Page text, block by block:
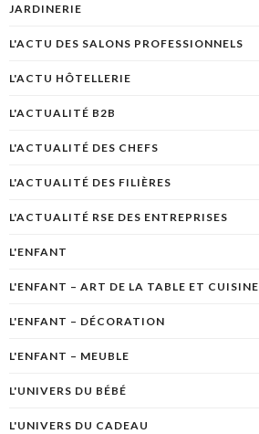
JARDINERIE
L'ACTU DES SALONS PROFESSIONNELS
L'ACTU HÔTELLERIE
L'ACTUALITÉ B2B
L'ACTUALITÉ DES CHEFS
L'ACTUALITÉ DES FILIÈRES
L'ACTUALITÉ RSE DES ENTREPRISES
L'ENFANT
L'ENFANT – ART DE LA TABLE ET CUISINE
L'ENFANT – DÉCORATION
L'ENFANT – MEUBLE
L'UNIVERS DU BÉBÉ
L'UNIVERS DU CADEAU